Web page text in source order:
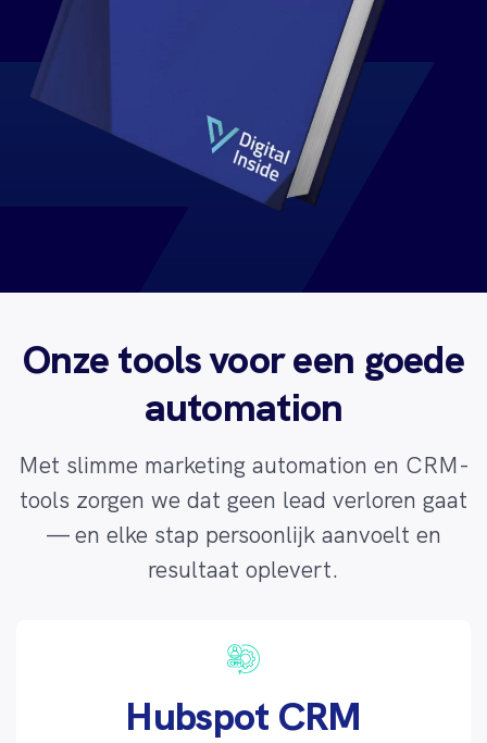
Onze tools voor een goede
automation
Met slimme marketing automation en CRM-
tools zorgen we dat geen lead verloren gaat
— en elke stap persoonlijk aanvoelt en
resultaat oplevert.
Hubspot CRM